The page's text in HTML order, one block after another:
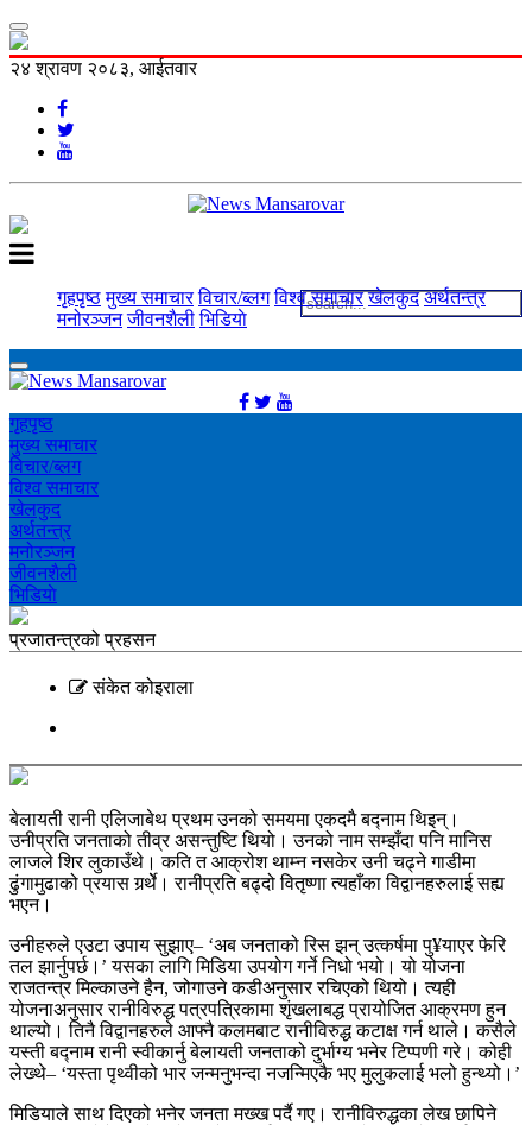
२४ श्रावण २०८३, आईतवार
गृहपृष्ठ मुख्य समाचार विचार/ब्लग विश्व समाचार खेलकुद अर्थतन्त्र
मनोरञ्‍जन जीवनशैली भिडियाे
गृहपृष्ठ
मुख्य समाचार
विचार/ब्लग
विश्व समाचार
खेलकुद
अर्थतन्त्र
मनोरञ्‍जन
जीवनशैली
भिडियाे
प्रजातन्त्रको प्रहसन
संकेत कोइराला
बेलायती रानी एलिजाबेथ प्रथम उनको समयमा एकदमै बद्नाम थिइन्।
उनीप्रति जनताको तीव्र असन्तुष्टि थियो। उनको नाम सम्झँदा पनि मानिस
लाजले शिर लुकाउँथे। कति त आक्रोश थाम्न नसकेर उनी चढ्ने गाडीमा
ढुंगामुढाको प्रयास गर्र्थेे। रानीप्रति बढ्दो वितृष्णा त्यहाँका विद्वानहरुलाई सह्य
भएन।
उनीहरुले एउटा उपाय सुझाए– ‘अब जनताको रिस झन् उत्कर्षमा पु¥याएर फेरि
तल झार्नुपर्छ।’ यसका लागि मिडिया उपयोग गर्ने निधो भयो। यो योजना
राजतन्त्र मिल्काउने हैन, जोगाउने कडीअनुसार रचिएको थियो। त्यही
योजनाअनुसार रानीविरुद्ध पत्रपत्रिकामा शृंखलाबद्ध प्रायोजित आक्रमण हुन
थाल्यो। तिनै विद्वानहरुले आफ्नै कलमबाट रानीविरुद्ध कटाक्ष गर्न थाले। कसैले
यस्ती बद्नाम रानी स्वीकार्नु बेलायती जनताको दुर्भाग्य भनेर टिप्पणी गरे। कोही
लेख्थे– ‘यस्ता पृथ्वीको भार जन्मनुभन्दा नजन्मिएकै भए मुलुकलाई भलो हुन्थ्यो।’
मिडियाले साथ दिएको भनेर जनता मख्ख पर्दै गए। रानीविरुद्धका लेख छापिने